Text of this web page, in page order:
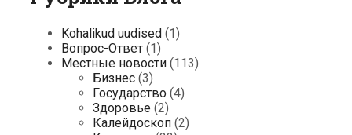
Kohalikud uudised (1)
Вопрос-Ответ (1)
Местные новости (113)
Бизнес (3)
Государство (4)
Здоровье (2)
Калейдоскоп (2)